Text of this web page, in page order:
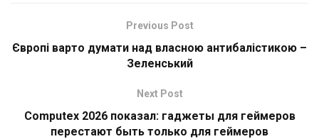
Previous Post
Європі варто думати над власною антибалістикою –
Зеленський
Next Post
Computex 2026 показал: гаджеты для геймеров
перестают быть только для геймеров